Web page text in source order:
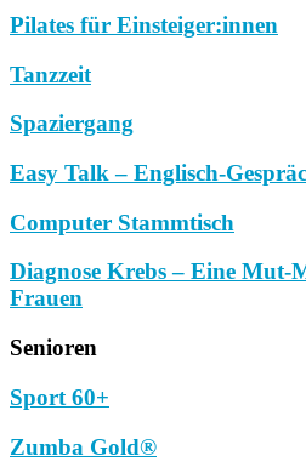
Pilates für Einsteiger:innen
Tanzzeit
Spaziergang
Easy Talk – Englisch-
Computer Stammtisch
Diagnose Krebs – Eine Mut-
Frauen
Senioren
Sport 60+
Zumba Gold®